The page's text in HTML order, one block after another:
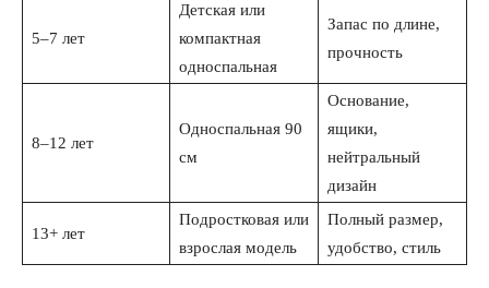
Политика конфиденциальности
Отказ от ответственности
Мой аккаунт
Контакты
5–7 лет
Детская или
компактная
односпальная
Запас по длине,
прочность
8–12 лет
Односпальная 90
см
Основание,
ящики,
нейтральный
дизайн
13+ лет
Подростковая или
взрослая модель
Полный размер,
удобство, стиль